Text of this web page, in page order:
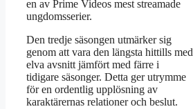
en av Prime Videos mest streamade
ungdomsserier.
Den tredje säsongen utmärker sig
genom att vara den längsta hittills med
elva avsnitt jämfört med färre i
tidigare säsonger. Detta ger utrymme
för en ordentlig upplösning av
karaktärernas relationer och beslut.